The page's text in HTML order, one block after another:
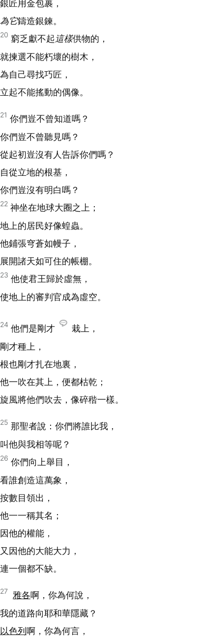
銀匠用金包裹，
為它鑄造銀鍊。
20 窮乏獻不起這樣供物的，
就揀選不能朽壞的樹木，
為自己尋找巧匠，
立起不能搖動的偶像。
21 你們豈不曾知道嗎？
你們豈不曾聽見嗎？
從起初豈沒有人告訴你們嗎？
自從立地的根基，
你們豈沒有明白嗎？
22 神坐在地球大圈之上；
地上的居民好像蝗蟲。
他鋪張穹蒼如幔子，
展開諸天如可住的帳棚。
23 他使君王歸於虛無，
使地上的審判官成為虛空。
24 他們是剛才
栽上，
剛才種上，
根也剛才扎在地裏，
他一吹在其上，便都枯乾；
旋風將他們吹去，像碎稭一樣。
25 那聖者說：你們將誰比我，
叫他與我相等呢？
26 你們向上舉目，
看誰創造這萬象，
按數目領出，
他一一稱其名；
因他的權能，
又因他的大能大力，
連一個都不缺。
27 雅各啊，你為何說，
我的道路向耶和華隱藏？
以色列啊，你為何言，